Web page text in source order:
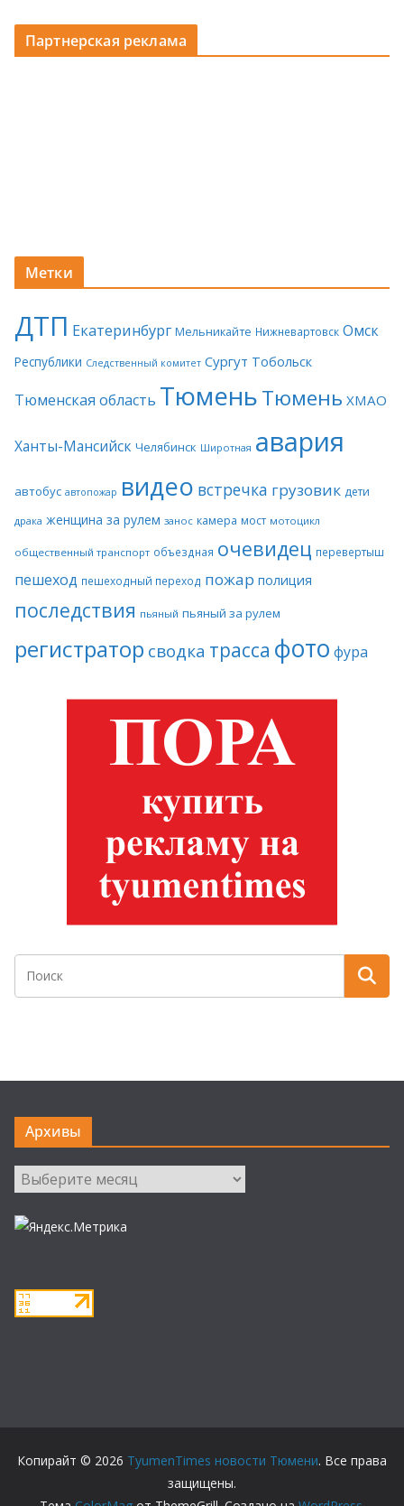
Партнерская реклама
Метки
ДТП Екатеринбург Мельникайте Нижневартовск Омск
Республики Следственный комитет Сургут Тобольск
Тюменская область ТюменьТюмень ХМАО
Ханты-Мансийск Челябинск Широтная авария
автобус автопожар видео встречка грузовик дети
драка женщина за рулем занос камера мост мотоцикл
общественный транспорт объездная очевидец перевертыш
пешеход пешеходный переход пожар полиция
последствия пьяный пьяный за рулем
регистратор сводка трасса фото фура
Архивы
Архивы
Копирайт © 2026 TyumenTimes новости Тюмени. Все права
защищены.